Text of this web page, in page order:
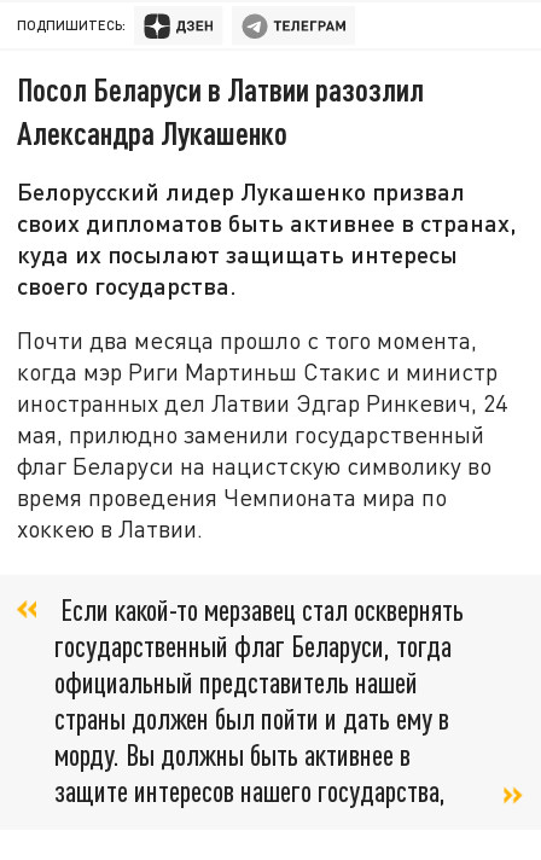
ПОДПИШИТЕСЬ:
Посол Беларуси в Латвии разозлил
Александра Лукашенко
Белорусский лидер Лукашенко призвал
своих дипломатов быть активнее в странах,
куда их посылают защищать интересы
своего государства.
Почти два месяца прошло с того момента,
когда мэр Риги Мартиньш Стакис и министр
иностранных дел Латвии Эдгар Ринкевич, 24
мая, прилюдно заменили государственный
флаг Беларуси на нацистскую символику во
время проведения Чемпионата мира по
хоккею в Латвии.
Если какой-то мерзавец стал осквернять
государственный флаг Беларуси, тогда
официальный представитель нашей
страны должен был пойти и дать ему в
морду. Вы должны быть активнее в
защите интересов нашего государства,